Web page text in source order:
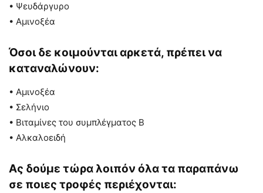
• Ψευδάργυρο
• Αμινοξέα
Όσοι δε κοιμούνται αρκετά, πρέπει να
καταναλώνουν:
• Αμινοξέα
• Σελήνιο
• Βιταμίνες του συμπλέγματος Β
• Αλκαλοειδή
Ας δούμε τώρα λοιπόν όλα τα παραπάνω
σε ποιες τροφές περιέχονται: